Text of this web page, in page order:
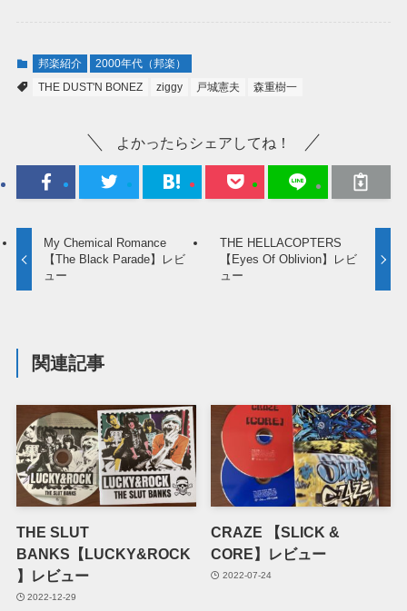
邦楽紹介
2000年代（邦楽）
THE DUST'N BONEZ
ziggy 戸城憲夫 森重樹一
よかったらシェアしてね！
My Chemical Romance
【The Black Parade】レビ
ュー
THE HELLACOPTERS
【Eyes Of Oblivion】レビ
ュー
関連記事
THE SLUT
BANKS【LUCKY&ROCK
】レビュー
2022-12-29
CRAZE 【SLICK &
CORE】レビュー
2022-07-24